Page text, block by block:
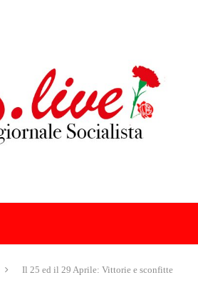
Il 25 ed il 29 Aprile: Vittorie e sconfitte